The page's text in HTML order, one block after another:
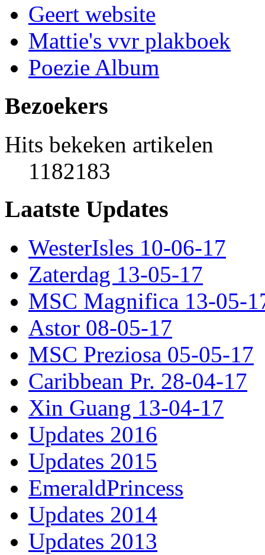
Geert website
Mattie's vvr plakboek
Poezie Album
Bezoekers
Hits bekeken artikelen
1182183
Laatste Updates
WesterIsles 10-06-17
Zaterdag 13-05-17
MSC Magnifica 13-05-
Astor 08-05-17
MSC Preziosa 05-05-17
Caribbean Pr. 28-04-17
Xin Guang 13-04-17
Updates 2016
Updates 2015
EmeraldPrincess
Updates 2014
Updates 2013